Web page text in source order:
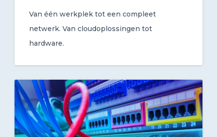
Van één werkplek tot een compleet
netwerk. Van cloudoplossingen tot
hardware.